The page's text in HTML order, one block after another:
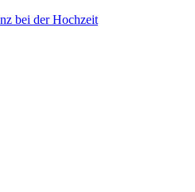
bei der Hochzeit